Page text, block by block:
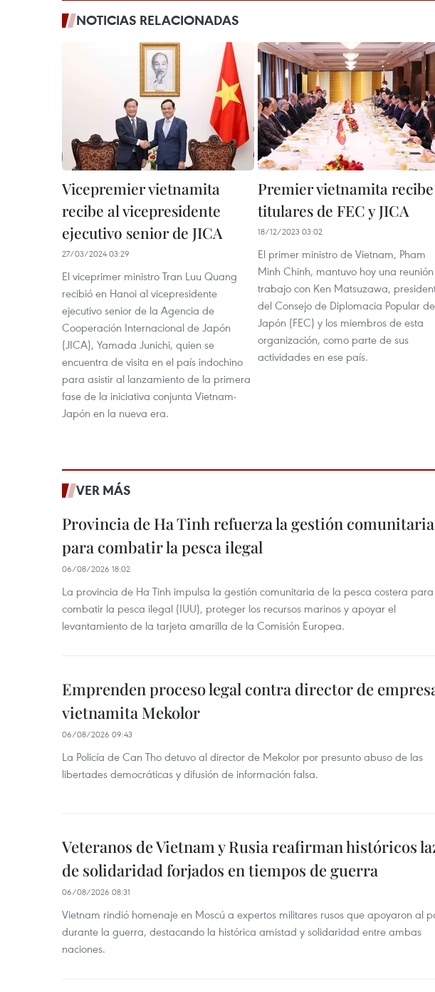
NOTICIAS RELACIONADAS
Vicepremier vietnamita
recibe al vicepresidente
ejecutivo senior de JICA
27/03/2024 03:29
El viceprimer ministro Tran Luu Quang
recibió en Hanoi al vicepresidente
ejecutivo senior de la Agencia de
Cooperación Internacional de Japón
(JICA), Yamada Junichi, quien se
encuentra de visita en el país indochino
para asistir al lanzamiento de la primera
fase de la iniciativa conjunta Vietnam-
Japón en la nueva era.
Premier vietnamita recibe
titulares de FEC y JICA
18/12/2023 03:02
El primer ministro de Vietnam, Pham
Minh Chinh, mantuvo hoy una
trabajo con Ken Matsuzawa,
del Consejo de Diplomacia Popular de
Japón (FEC) y los miembros de esta
organización, como parte de sus
actividades en ese país.
VER MÁS
Provincia de Ha Tinh refuerza la gestión comunitaria
para combatir la pesca ilegal
06/08/2026 18:02
La provincia de Ha Tinh impulsa la gestión comunitaria de la pesca costera para
combatir la pesca ilegal (IUU), proteger los recursos marinos y apoyar el
levantamiento de la tarjeta amarilla de la Comisión Europea.
Emprenden proceso legal contra director de
vietnamita Mekolor
06/08/2026 09:43
La Policía de Can Tho detuvo al director de Mekolor por presunto abuso de las
libertades democráticas y difusión de información falsa.
Veteranos de Vietnam y Rusia reafirman históricos
de solidaridad forjados en tiempos de guerra
06/08/2026 08:31
Vietnam rindió homenaje en Moscú a expertos militares rusos que apoyaron al
durante la guerra, destacando la histórica amistad y solidaridad entre ambas
naciones.